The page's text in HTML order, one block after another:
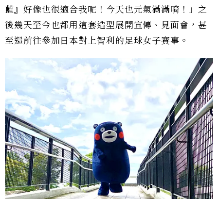
藍』好像也很適合我呢！今天也元氣滿滿唷！」之
後幾天至今也都用這套造型展開宣傳、見面會，甚
至還前往參加日本對上智利的足球女子賽事。